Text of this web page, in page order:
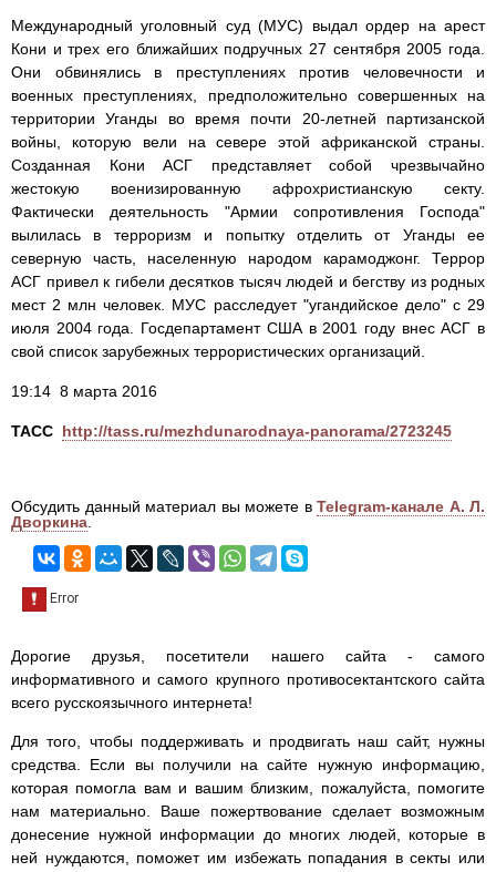
Международный уголовный суд (МУС) выдал ордер на арест
Кони и трех его ближайших подручных 27 сентября 2005 года.
Они обвинялись в преступлениях против человечности и
военных преступлениях, предположительно совершенных на
территории Уганды во время почти 20-летней партизанской
войны, которую вели на севере этой африканской страны.
Созданная Кони АСГ представляет собой чрезвычайно
жестокую военизированную афрохристианскую секту.
Фактически деятельность "Армии сопротивления Господа"
вылилась в терроризм и попытку отделить от Уганды ее
северную часть, населенную народом карамоджонг. Террор
АСГ привел к гибели десятков тысяч людей и бегству из родных
мест 2 млн человек. МУС расследует "угандийское дело" с 29
июля 2004 года. Госдепартамент США в 2001 году внес АСГ в
свой список зарубежных террористических организаций.
19:14 8 марта 2016
ТАСС http://tass.ru/mezhdunarodnaya-panorama/2723245
Обсудить данный материал вы можете в Telegram-канале А. Л.
Дворкина
Дорогие друзья, посетители нашего сайта - самого
информативного и самого крупного противосектантского сайта
всего русскоязычного интернета!
Для того, чтобы поддерживать и продвигать наш сайт, нужны
средства. Если вы получили на сайте нужную информацию,
которая помогла вам и вашим близким, пожалуйста, помогите
нам материально. Ваше пожертвование сделает возможным
донесение нужной информации до многих людей, которые в
ней нуждаются, поможет им избежать попадания в секты или